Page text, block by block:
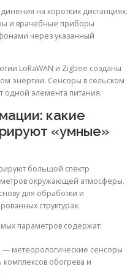
на коротких дистанциях.
и врачебные приборы
через указанный
LoRaWAN и Zigbee созданы
энергии. Сенсоры в сельском
одной элемента питания.
какие
«умные»
большой спектр
окружающей атмосферы.
для обработки и
структурах.
параметров содержат:
— метеорологические сенсоры
комплексов обогрева и